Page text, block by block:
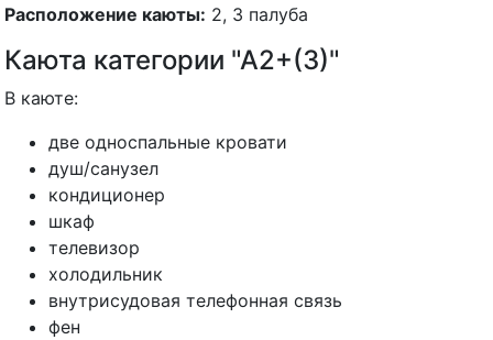
Расположение каюты: 2, 3 палуба
Каюта категории "А2+(3)"
В каюте:
две односпальные кровати
душ/санузел
кондиционер
шкаф
телевизор
холодильник
внутрисудовая телефонная связь
фен